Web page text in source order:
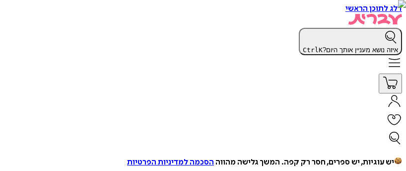
דלג לתוכן הראשי
איזה נושא מעניין אותך היום? CtrlK
יש עוגיות, יש ספרים, חסר רק קפה. המשך גלישה מהווה הסכמה למדיניות הפרטיות